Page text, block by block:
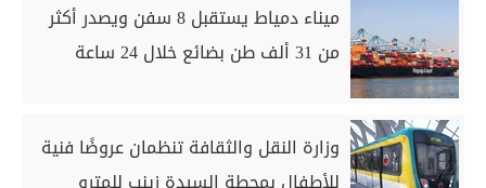
ميناء دمياط يستقبل 8 سفن ويصدر أكثر
من 31 ألف طن بضائع خلال 24 ساعة
وزارة النقل والثقافة تنظمان عروضًا فنية